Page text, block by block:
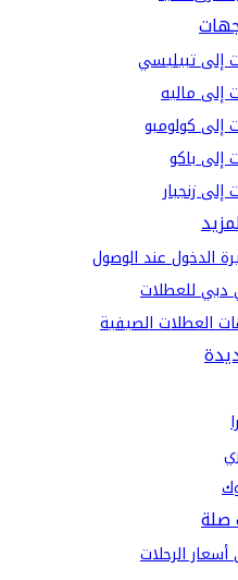
إلى تبيليسي
إلى ماليه
إلى كولومبو
إلى باكو
إلى زنجبار
الدخول عند الوصول
دبي للعطلات
العطلات الصيفية
صلة
أسعار الرحلات